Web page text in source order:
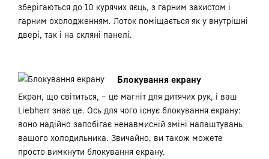
зберігаються до 10 курячих яєць, з гарним захистом і
гарним охолодженням. Лоток поміщається як у внутрішні
двері, так і на скляні панелі.
Блокування екрану
Екран, що світиться, – це магніт для дитячих рук, і ваш
Liebherr знає це. Ось для чого існує блокування екрану:
воно надійно запобігає ненавмисній зміні налаштувань
вашого холодильника. Звичайно, ви також можете
просто вимкнути блокування екрану.